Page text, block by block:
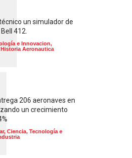
un simulador de
412.
e Innovacion,
Historia Aeronautica
206 aeronaves en
un crecimiento
, Ciencia, Tecnología e